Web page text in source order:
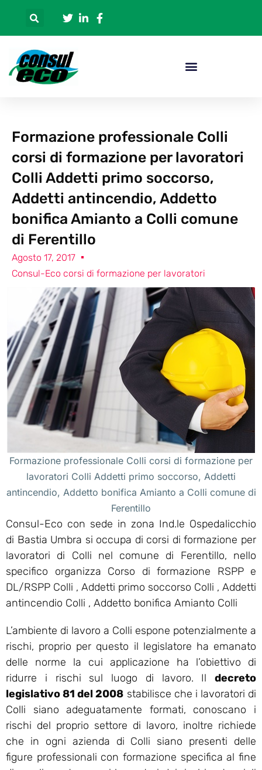
Formazione professionale Colli
corsi di formazione per lavoratori
Colli Addetti primo soccorso,
Addetti antincendio, Addetto
bonifica Amianto a Colli comune
di Ferentillo
Agosto 17, 2017
Consul-Eco corsi di formazione per lavoratori
Formazione professionale Colli corsi di formazione per
lavoratori Colli Addetti primo soccorso, Addetti
antincendio, Addetto bonifica Amianto a Colli comune di
Ferentillo
Consul-Eco con sede in zona Ind.le Ospedalicchio
di Bastia Umbra si occupa di corsi di formazione per
lavoratori di Colli nel comune di Ferentillo, nello
specifico organizza Corso di formazione RSPP e
DL/RSPP Colli , Addetti primo soccorso Colli , Addetti
antincendio Colli , Addetto bonifica Amianto Colli
L’ambiente di lavoro a Colli espone potenzialmente a
rischi, proprio per questo il legislatore ha emanato
delle norme la cui applicazione ha l’obiettivo di
ridurre i rischi sul luogo di lavoro. Il decreto
legislativo 81 del 2008 stabilisce che i lavoratori di
Colli siano adeguatamente formati, conoscano i
rischi del proprio settore di lavoro, inoltre richiede
che in ogni azienda di Colli siano presenti delle
figure professionali con formazione specifica al fine